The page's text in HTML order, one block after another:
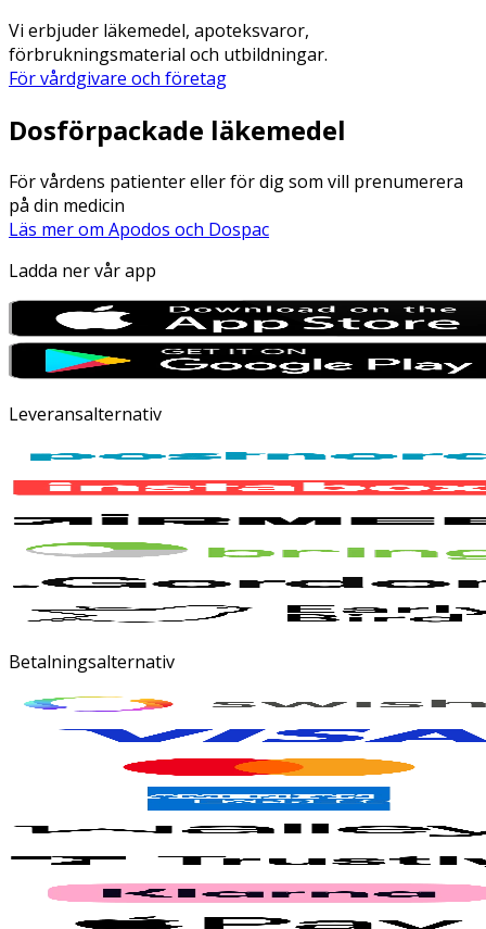
Vi erbjuder läkemedel, apoteksvaror,
förbrukningsmaterial och utbildningar.
För vårdgivare och företag
Dosförpackade läkemedel
För vårdens patienter eller för dig som vill prenumerera
på din medicin
Läs mer om Apodos och Dospac
Ladda ner vår app
Leveransalternativ
Betalningsalternativ